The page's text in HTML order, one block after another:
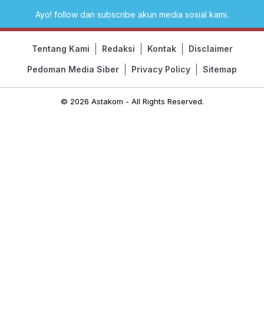
Ayo! follow dan subscribe akun media sosial kami.
Tentang Kami Redaksi Kontak Disclaimer
Pedoman Media Siber Privacy Policy Sitemap
© 2026 Astakom - All Rights Reserved.